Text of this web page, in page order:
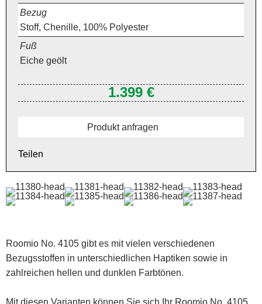
Roomio No. 4105 gibt es mit vielen verschiedenen
Bezugsstoffen in unterschiedlichen Haptiken sowie in
zahlreichen hellen und dunklen Farbtönen.
Mit diesen Varianten können Sie sich Ihr Roomio No. 4105
Bezug
Stoff, Chenille, 100% Polyester
Fuß
Eiche geölt
1.399 €
Produkt anfragen
Teilen